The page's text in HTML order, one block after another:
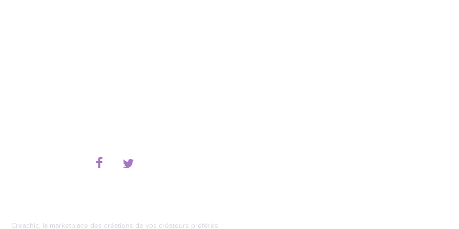
Creachic, la marketplace des créations de vos créateurs préférés